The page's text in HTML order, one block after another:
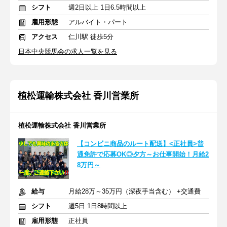
シフト
週2日以上 1日6.5時間以上
雇用形態
アルバイト・パート
アクセス
仁川駅 徒歩5分
日本中央競馬会の求人一覧を見る
植松運輸株式会社 香川営業所
植松運輸株式会社 香川営業所
【コンビニ商品のルート配送】<正社員>普
通免許で応募OK◎夕方～お仕事開始！月給2
8万円～
給与
月給28万～35万円（深夜手当含む） +交通費
シフト
週5日 1日8時間以上
雇用形態
正社員